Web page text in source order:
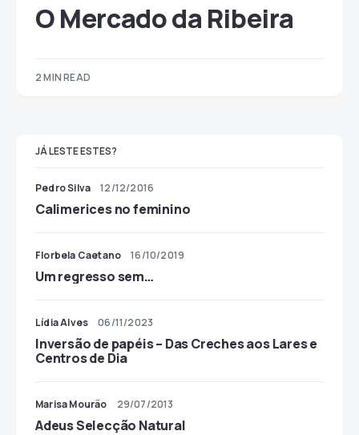
O Mercado da Ribeira
2 MIN READ
JÁ LESTE ESTES?
Pedro Silva 12/12/2016
Calimerices no feminino
Florbela Caetano 16/10/2019
Um regresso sem…
Lídia Alves 06/11/2023
Inversão de papéis – Das Creches aos Lares e
Centros de Dia
Marisa Mourão 29/07/2013
Adeus Selecção Natural